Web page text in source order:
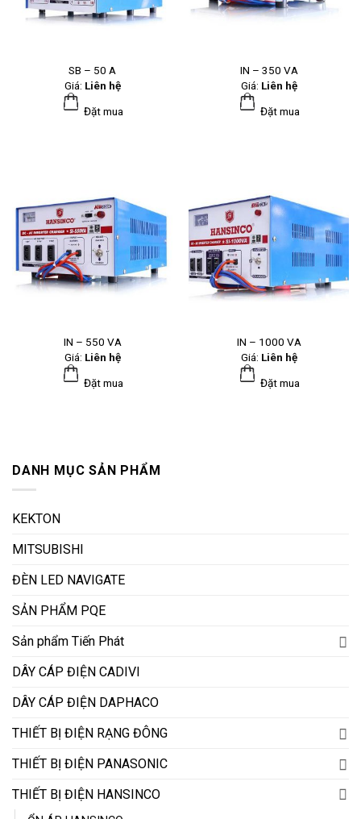
DANH MỤC SẢN PHẨM
KEKTON
MITSUBISHI
ĐÈN LED NAVIGATE
SẢN PHẨM PQE
Sản phẩm Tiến Phát
DÂY CÁP ĐIỆN CADIVI
DÂY CÁP ĐIỆN DAPHACO
THIẾT BỊ ĐIỆN RẠNG ĐÔNG
THIẾT BỊ ĐIỆN PANASONIC
THIẾT BỊ ĐIỆN HANSINCO
SB – 50 A
Giá: Liên hệ
Đặt mua
IN – 350 VA
Giá: Liên hệ
Đặt mua
IN – 550 VA
Giá: Liên hệ
Đặt mua
IN – 1000 VA
Giá: Liên hệ
Đặt mua